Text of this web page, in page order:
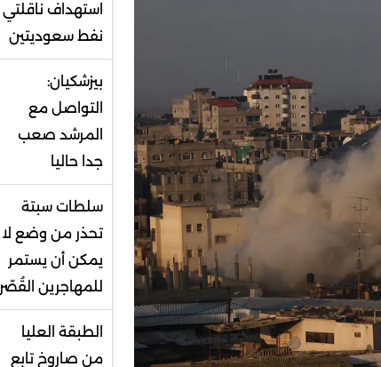
استهداف ناقلتي
نفط سعوديتين
بيزشكيان:
التواصل مع
المرشد صعب
جدا حاليا
سلطات سبتة
تحذر من وضع لا
يمكن أن يستمر
للمهاجرين القُصّر
الطبقة العليا
من صاروخ تابع